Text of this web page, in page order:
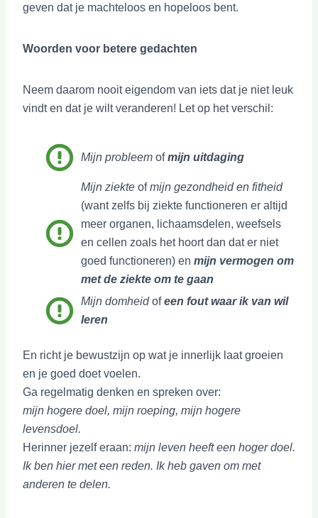
geven dat je machteloos en hopeloos bent.
Woorden voor betere gedachten
Neem daarom nooit eigendom van iets dat je niet leuk
vindt en dat je wilt veranderen! Let op het verschil:
Mijn probleem ofmijn uitdaging
Mijn ziekte ofmijn gezondheid en fitheid
(want zelfs bij ziekte functioneren er altijd
meer organen, lichaamsdelen, weefsels
en cellen zoals het hoort dan dat er niet
goed functioneren) en mijn vermogen om
met de ziekte om te gaan
Mijn domheidofeen fout waar ik van wil
leren
En richt je bewustzijn op wat je innerlijk laat groeien
en je goed doet voelen.
Ga regelmatig denken en spreken over:
mijn hogere doel, mijn roeping, mijn hogere
levensdoel.
Herinner jezelf eraan: mijn leven heeft een hoger doel.
Ik ben hier met een reden. Ik heb gaven om met
anderen te delen.